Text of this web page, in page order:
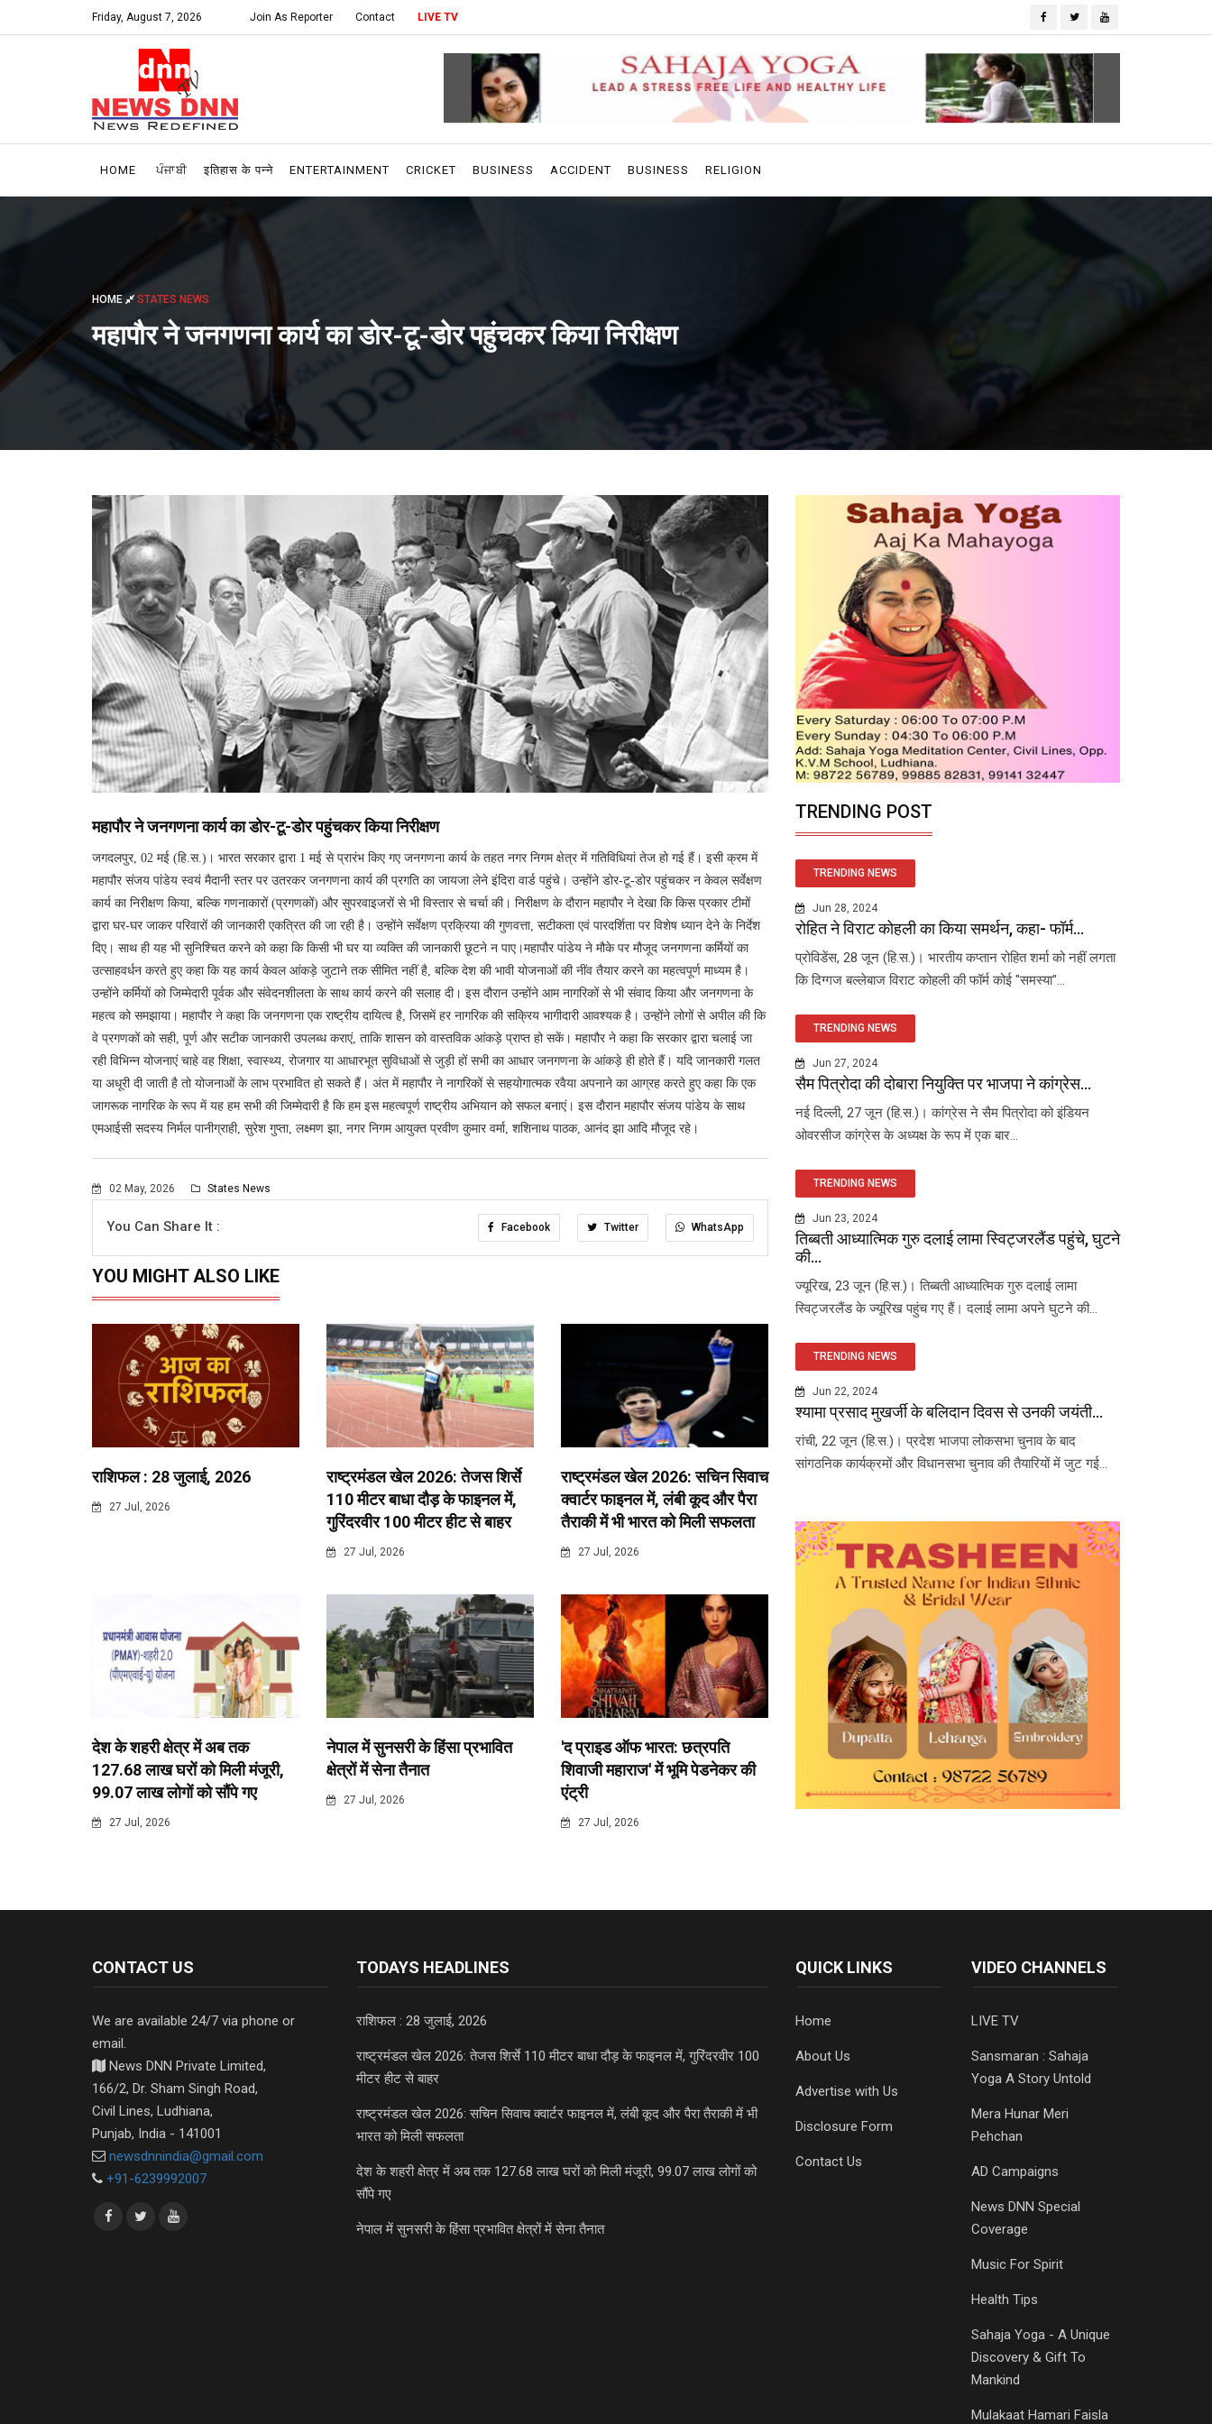
Friday, August 7, 2026 Join As Reporter Contact LIVE TV
HOME ਪੰਜਾਬੀ इतिहास के पन्ने ENTERTAINMENT CRICKET BUSINESS ACCIDENT BUSINESS RELIGION
HOME STATES NEWS
महापौर ने जनगणना कार्य का डोर-टू-डोर पहुंचकर किया निरीक्षण
महापौर ने जनगणना कार्य का डोर-टू-डोर पहुंचकर किया निरीक्षण
जगदलपुर, 02 मई (हि.स.)। भारत सरकार द्वारा 1 मई से प्रारंभ किए गए जनगणना कार्य के तहत नगर निगम क्षेत्र में गतिविधियां तेज हो गई हैं। इसी क्रम में
महापौर संजय पांडेय स्वयं मैदानी स्तर पर उतरकर जनगणना कार्य की प्रगति का जायजा लेने इंदिरा वार्ड पहुंचे। उन्होंने डोर-टू-डोर पहुंचकर न केवल सर्वेक्षण
कार्य का निरीक्षण किया, बल्कि गणनाकारों (प्रगणकों) और सुपरवाइजरों से भी विस्तार से चर्चा की। निरीक्षण के दौरान महापौर ने देखा कि किस प्रकार टीमों
द्वारा घर-घर जाकर परिवारों की जानकारी एकत्रित की जा रही है। उन्होंने सर्वेक्षण प्रक्रिया की गुणवत्ता, सटीकता एवं पारदर्शिता पर विशेष ध्यान देने के निर्देश
दिए। साथ ही यह भी सुनिश्चित करने को कहा कि किसी भी घर या व्यक्ति की जानकारी छूटने न पाए।महापौर पांडेय ने मौके पर मौजूद जनगणना कर्मियों का
उत्साहवर्धन करते हुए कहा कि यह कार्य केवल आंकड़े जुटाने तक सीमित नहीं है, बल्कि देश की भावी योजनाओं की नींव तैयार करने का महत्वपूर्ण माध्यम है।
उन्होंने कर्मियों को जिम्मेदारी पूर्वक और संवेदनशीलता के साथ कार्य करने की सलाह दी। इस दौरान उन्होंने आम नागरिकों से भी संवाद किया और जनगणना के
महत्व को समझाया। महापौर ने कहा कि जनगणना एक राष्ट्रीय दायित्व है, जिसमें हर नागरिक की सक्रिय भागीदारी आवश्यक है। उन्होंने लोगों से अपील की कि
वे प्रगणकों को सही, पूर्ण और सटीक जानकारी उपलब्ध कराएं, ताकि शासन को वास्तविक आंकड़े प्राप्त हो सकें। महापौर ने कहा कि सरकार द्वारा चलाई जा
रही विभिन्न योजनाएं चाहे वह शिक्षा, स्वास्थ्य, रोजगार या आधारभूत सुविधाओं से जुड़ी हों सभी का आधार जनगणना के आंकड़े ही होते हैं। यदि जानकारी गलत
या अधूरी दी जाती है तो योजनाओं के लाभ प्रभावित हो सकते हैं। अंत में महापौर ने नागरिकों से सहयोगात्मक रवैया अपनाने का आग्रह करते हुए कहा कि एक
जागरूक नागरिक के रूप में यह हम सभी की जिम्मेदारी है कि हम इस महत्वपूर्ण राष्ट्रीय अभियान को सफल बनाएं। इस दाैरान महापौर संजय पांडेय के साथ
एमआईसी सदस्य निर्मल पानीग्राही, सुरेश गुप्ता, लक्ष्मण झा, नगर निगम आयुक्त प्रवीण कुमार वर्मा, शशिनाथ पाठक, आनंद झा आदि मौजूद रहे।
02 May, 2026 States News
You Can Share It : Facebook Twitter WhatsApp
YOU MIGHT ALSO LIKE
राशिफल : 28 जुलाई, 2026
27 Jul, 2026
राष्ट्रमंडल खेल 2026: तेजस शिर्से
110 मीटर बाधा दौड़ के फाइनल में,
गुरिंदरवीर 100 मीटर हीट से बाहर
27 Jul, 2026
राष्ट्रमंडल खेल 2026: सचिन सिवाच
क्वार्टर फाइनल में, लंबी कूद और पैरा
तैराकी में भी भारत को मिली सफलता
27 Jul, 2026
देश के शहरी क्षेत्र में अब तक
127.68 लाख घरों को मिली मंजूरी,
99.07 लाख लोगों को सौंपे गए
27 Jul, 2026
नेपाल में सुनसरी के हिंसा प्रभावित
क्षेत्रों में सेना तैनात
27 Jul, 2026
'द प्राइड ऑफ भारत: छत्रपति
शिवाजी महाराज' में भूमि पेडनेकर की
एंट्री
27 Jul, 2026
TRENDING POST
TRENDING NEWS
Jun 28, 2024
रोहित ने विराट कोहली का किया समर्थन, कहा- फॉर्म...
प्रोविडेंस, 28 जून (हि.स.)। भारतीय कप्तान रोहित शर्मा को नहीं लगता
कि दिग्गज बल्लेबाज विराट कोहली की फॉर्म कोई "समस्या"...
TRENDING NEWS
Jun 27, 2024
सैम पित्रोदा की दोबारा नियुक्ति पर भाजपा ने कांग्रेस...
नई दिल्ली, 27 जून (हि.स.)। कांग्रेस ने सैम पित्रोदा को इंडियन
ओवरसीज कांग्रेस के अध्यक्ष के रूप में एक बार...
TRENDING NEWS
Jun 23, 2024
तिब्बती आध्यात्मिक गुरु दलाई लामा स्विट्जरलैंड पहुंचे, घुटने
की...
ज्यूरिख, 23 जून (हि.स.)। तिब्बती आध्यात्मिक गुरु दलाई लामा
स्विट्जरलैंड के ज्यूरिख पहुंच गए हैं। दलाई लामा अपने घुटने की...
TRENDING NEWS
Jun 22, 2024
श्यामा प्रसाद मुखर्जी के बलिदान दिवस से उनकी जयंती...
रांची, 22 जून (हि.स.)। प्रदेश भाजपा लोकसभा चुनाव के बाद
सांगठनिक कार्यक्रमों और विधानसभा चुनाव की तैयारियों में जुट गई...
CONTACT US
We are available 24/7 via phone or
email.
News DNN Private Limited,
166/2, Dr. Sham Singh Road,
Civil Lines, Ludhiana,
Punjab, India - 141001
newsdnnindia@gmail.com
+91-6239992007
TODAYS HEADLINES
राशिफल : 28 जुलाई, 2026
राष्ट्रमंडल खेल 2026: तेजस शिर्से 110 मीटर बाधा दौड़ के फाइनल में, गुरिंदरवीर 100
मीटर हीट से बाहर
राष्ट्रमंडल खेल 2026: सचिन सिवाच क्वार्टर फाइनल में, लंबी कूद और पैरा तैराकी में भी
भारत को मिली सफलता
देश के शहरी क्षेत्र में अब तक 127.68 लाख घरों को मिली मंजूरी, 99.07 लाख लोगों को
सौंपे गए
नेपाल में सुनसरी के हिंसा प्रभावित क्षेत्रों में सेना तैनात
QUICK LINKS
Home
About Us
Advertise with Us
Disclosure Form
Contact Us
VIDEO CHANNELS
LIVE TV
Sansmaran : Sahaja
Yoga A Story Untold
Mera Hunar Meri
Pehchan
AD Campaigns
News DNN Special
Coverage
Music For Spirit
Health Tips
Sahaja Yoga - A Unique
Discovery & Gift To
Mankind
Mulakaat Hamari Faisla